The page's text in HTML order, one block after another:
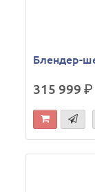
Блендер-
315 999р.